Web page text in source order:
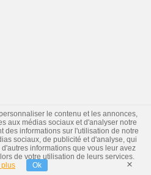
le contenu et les annonces,
aux médias sociaux et d'analyser notre
des informations sur l'utilisation de notre
sociaux, de publicité et d'analyse, qui
informations que vous leur avez
de votre utilisation de leurs services.
plus
Ok ×